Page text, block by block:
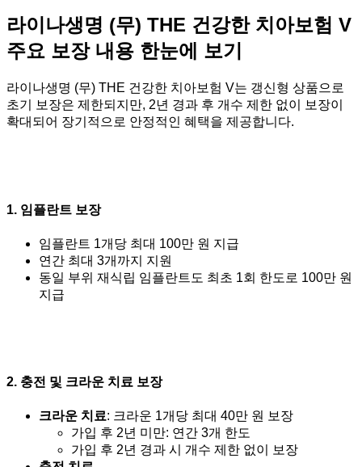
라이나생명 (무) THE 건강한 치아보험 V
주요 보장 내용 한눈에 보기
라이나생명 (무) THE 건강한 치아보험 V는 갱신형 상품으로
초기 보장은 제한되지만, 2년 경과 후 개수 제한 없이 보장이
확대되어 장기적으로 안정적인 혜택을 제공합니다.
1. 임플란트 보장
임플란트 1개당 최대 100만 원 지급
연간 최대 3개까지 지원
동일 부위 재식립 임플란트도 최초 1회 한도로 100만 원
지급
2. 충전 및 크라운 치료 보장
크라운 치료: 크라운 1개당 최대 40만 원 보장
가입 후 2년 미만: 연간 3개 한도
가입 후 2년 경과 시 개수 제한 없이 보장